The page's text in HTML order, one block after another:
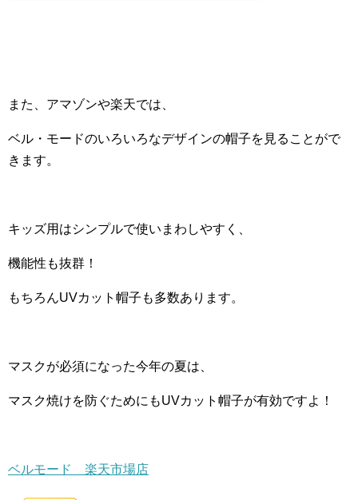
また、アマゾンや楽天では、
ベル・モードのいろいろなデザインの帽子を見ることがで
きます。
キッズ用はシンプルで使いまわしやすく、
機能性も抜群！
もちろんUVカット帽子も多数あります。
マスクが必須になった今年の夏は、
マスク焼けを防ぐためにもUVカット帽子が有効ですよ！
ベルモード 楽天市場店